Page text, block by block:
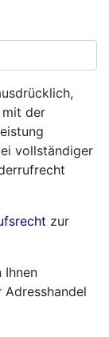
mit der
vollständiger
zur
Ihnen
Adresshandel